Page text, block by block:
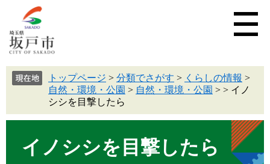
トップページ > 分類でさがす > くらしの情報 >
自然・環境・公園 > 自然・環境・公園 > > イノ
シシを目撃したら
イノシシを目撃したら